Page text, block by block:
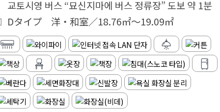
교토시영 버스 “묘신지마에 버스 정류장” 도보 약 1분
Dタイプ 洋・和室／18.76㎡～19.09㎡